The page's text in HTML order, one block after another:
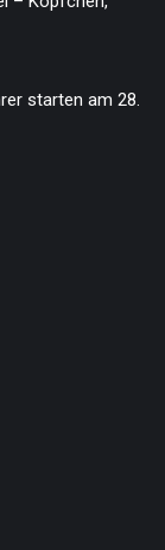
starten am 28.